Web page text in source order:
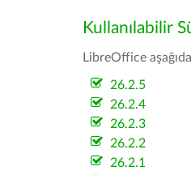
Kullanılabilir
LibreOffice
26.2.5
26.2.4
26.2.3
26.2.2
26.2.1